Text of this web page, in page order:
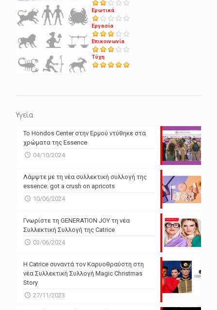
Ερωτικά
Εργασία
Επικοινωνία
Τύχη
Υγεία
Το Hondos Center στην Ερμού ντύθηκε στα
χρώματα της Essence
04/10/2024
Λάμψτε με τη νέα συλλεκτική συλλογή της
essence: got a crush on apricots
10/06/2024
Γνωρίστε τη GENERATION JOY τη νέα
Συλλεκτική Συλλογή της Catrice
03/06/2024
Η Catrice συναντά τον Καρυοθραύστη στη
νέα Συλλεκτική Συλλογή Magic Christmas
Story
27/11/2023